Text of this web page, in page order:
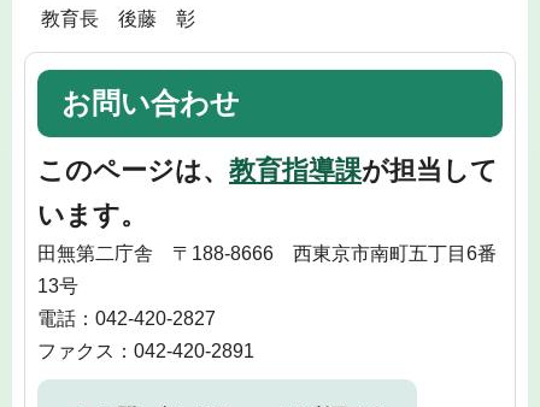
教育長 後藤 彰
お問い合わせ
このページは、 教育指導課が担当して
います。
田無第二庁舎 〒188-8666 西東京市南町五丁目6番
13号
電話：042-420-2827
ファクス：042-420-2891